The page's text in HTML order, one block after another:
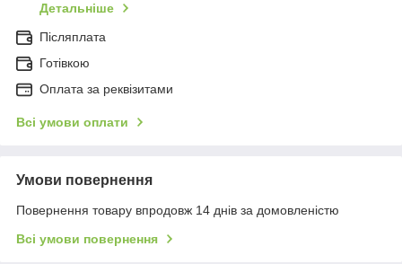
Детальніше
Післяплата
Готівкою
Оплата за реквізитами
Всі умови оплати
Умови повернення
Повернення товару впродовж 14 днів за домовленістю
Всі умови повернення